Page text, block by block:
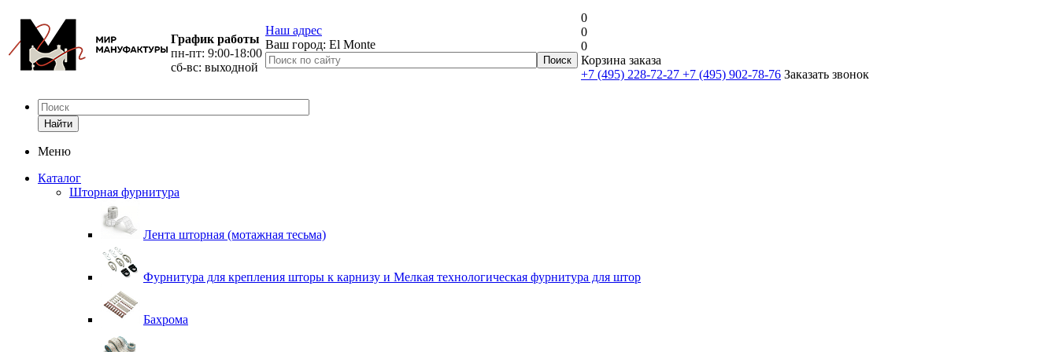
График работы
пн-пт: 9:00-18:00
сб-вс: выходной
Наш адрес
Ваш город: El Monte
0
0
0
Корзина заказа
+7 (495) 228-72-27 +7 (495) 902-78-76 Заказать звонок
Найти
Меню
Каталог
Шторная фурнитура
Лента шторная (мотажная тесьма)
Фурнитура для крепления шторы к карнизу и Мелкая технологическая фурнитура для штор
Бахрома